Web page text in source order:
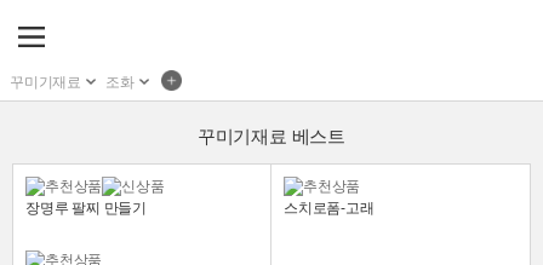
꾸미기재료 조화
꾸미기재료 베스트
장명루 팔찌 만들기 스치로폼-고래